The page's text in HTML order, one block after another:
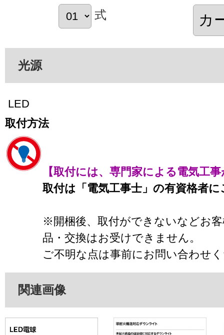
式
光源
LED
取付方法
【取付には、専門家による電気工
取付は「電気工事士」の有資格者
※開梱後、取付ができないなどお
品・交換はお受けできません。
ご不明な点は事前にお問い合わせ
関連画像